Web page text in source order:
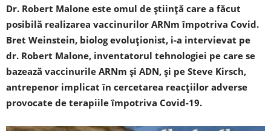
Dr. Robert Malone este omul de știință care a făcut
posibilă realizarea vaccinurilor ARNm împotriva Covid.
Bret Weinstein, biolog evoluționist, i-a intervievat pe
dr. Robert Malone, inventatorul tehnologiei pe care se
bazează vaccinurile ARNm și ADN, și pe Steve Kirsch,
antrepenor implicat în cercetarea reacțiilor adverse
provocate de terapiile împotriva Covid-19.